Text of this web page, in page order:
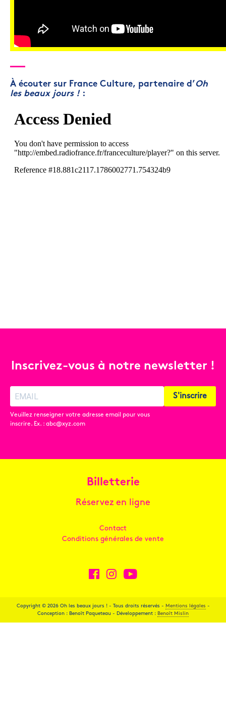
À écouter sur France Culture, partenaire d’Oh
les beaux jours ! :
Inscrivez-vous à notre newsletter !
Veuillez renseigner votre adresse email pour vous
inscrire. Ex. : abc@xyz.com
S'inscrire
Billetterie
Réservez en ligne
Contact
Conditions générales de vente
Copyright © 2026 Oh les beaux jours ! - Tous droits réservés - Mentions légales -
Conception : Benoît Paqueteau - Développement : Benoît Mislin